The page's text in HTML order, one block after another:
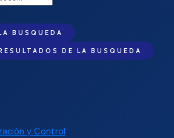
BUSQUEDA
DE LA BUSQUEDA
y Control